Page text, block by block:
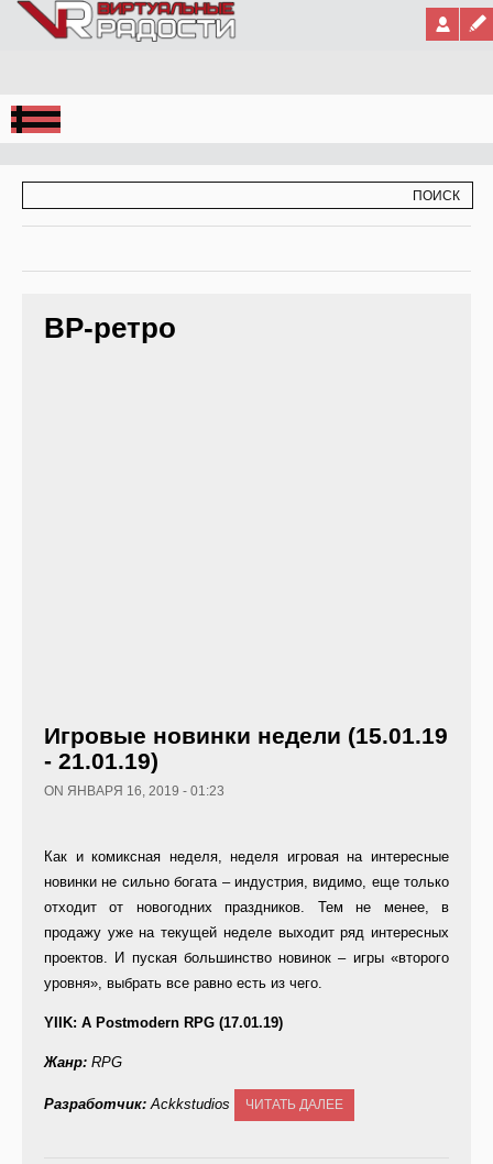
Jump to Navigation
ВР-ретро
Игровые новинки недели (15.01.19
- 21.01.19)
ON ЯНВАРЯ 16, 2019 - 01:23
Как и комиксная неделя, неделя игровая на интересные
новинки не сильно богата – индустрия, видимо, еще только
отходит от новогодних праздников. Тем не менее, в
продажу уже на текущей неделе выходит ряд интересных
проектов. И пуская большинство новинок – игры «второго
уровня», выбрать все равно есть из чего.
YIIK: A Postmodern RPG (17.01.19)
Жанр: RPG
Разработчик:Ackkstudios ЧИТАТЬ ДАЛЕЕ